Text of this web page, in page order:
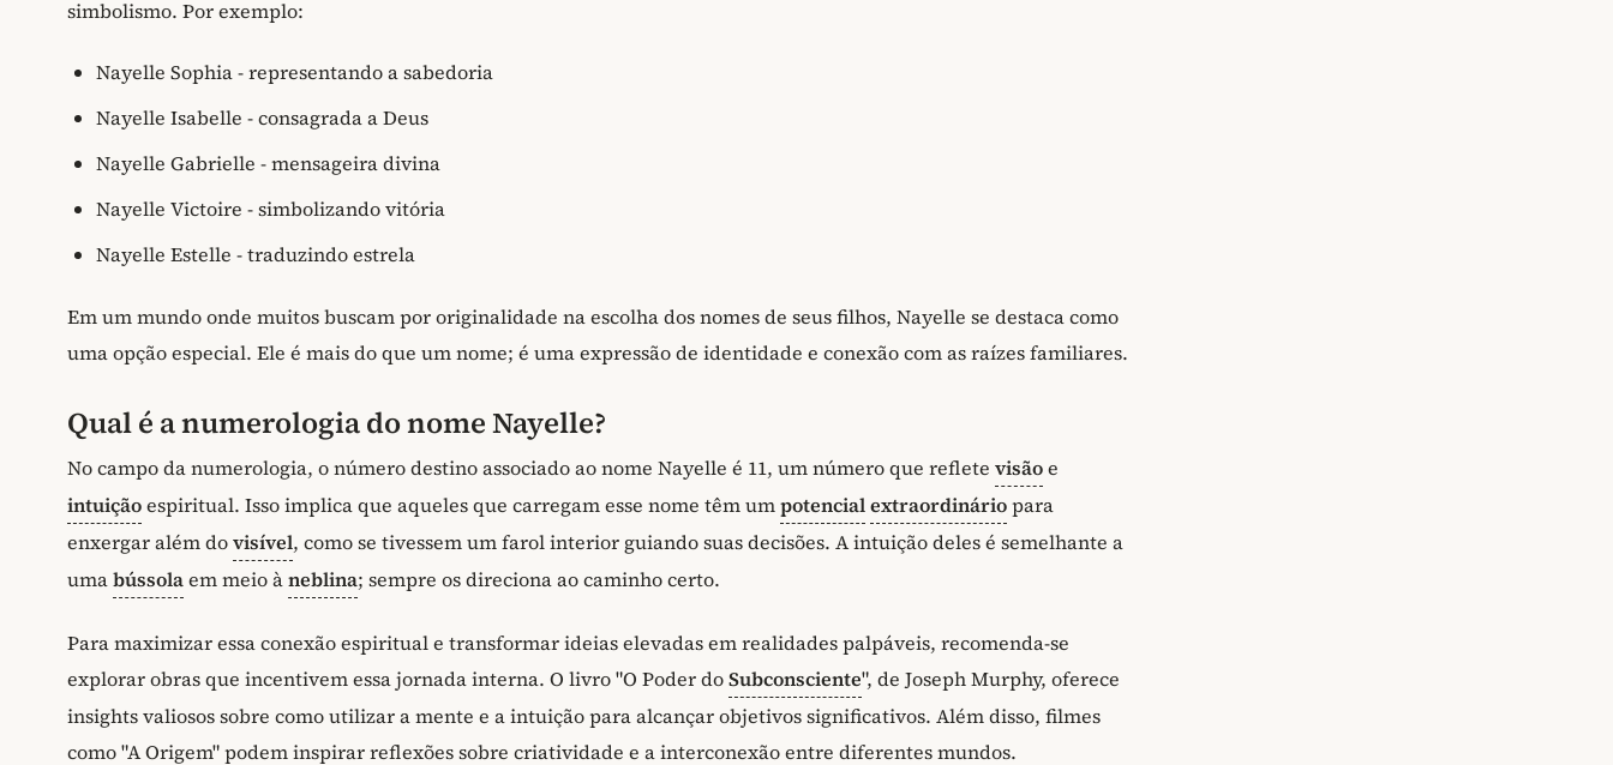
simbolismo. Por exemplo:
Nayelle Sophia - representando a sabedoria
Nayelle Isabelle - consagrada a Deus
Nayelle Gabrielle - mensageira divina
Nayelle Victoire - simbolizando vitória
Nayelle Estelle - traduzindo estrela
Em um mundo onde muitos buscam por originalidade na escolha dos nomes de seus filhos, Nayelle se destaca como
uma opção especial. Ele é mais do que um nome; é uma expressão de identidade e conexão com as raízes familiares.
Qual é a numerologia do nome Nayelle?
No campo da numerologia, o número destino associado ao nome Nayelle é 11, um número que reflete visãoe
intuiçãoespiritual. Isso implica que aqueles que carregam esse nome têm umpotencialextraordináriopara
enxergar além dovisível, como se tivessem um farol interior guiando suas decisões. A intuição deles é semelhante a
umabússolaem meio àneblina; sempre os direciona ao caminho certo.
Para maximizar essa conexão espiritual e transformar ideias elevadas em realidades palpáveis, recomenda-se
explorar obras que incentivem essa jornada interna. O livro "O Poder doSubconsciente", de Joseph Murphy, oferece
insights valiosos sobre como utilizar a mente e a intuição para alcançar objetivos significativos. Além disso, filmes
como "A Origem" podem inspirar reflexões sobre criatividade e a interconexão entre diferentes mundos.